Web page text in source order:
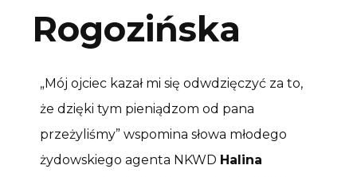
Rogozińska
„Mój ojciec kazał mi się odwdzięczyć za to,
że dzięki tym pieniądzom od pana
przeżyliśmy” wspomina słowa młodego
żydowskiego agenta NKWD Halina